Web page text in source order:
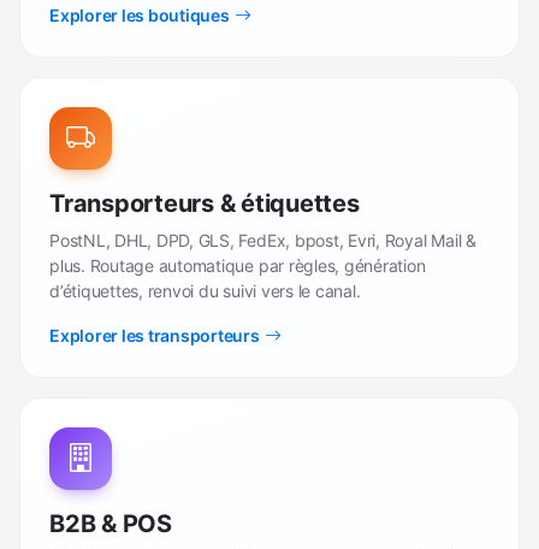
Explorer les boutiques
Transporteurs & étiquettes
PostNL, DHL, DPD, GLS, FedEx, bpost, Evri, Royal Mail &
plus. Routage automatique par règles, génération
d’étiquettes, renvoi du suivi vers le canal.
Explorer les transporteurs
B2B & POS